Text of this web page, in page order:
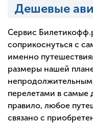
Дешевые
Сервис
соприкоснуться с
именно
размеры нашей
перелетами в самые
правило, любое
связано с